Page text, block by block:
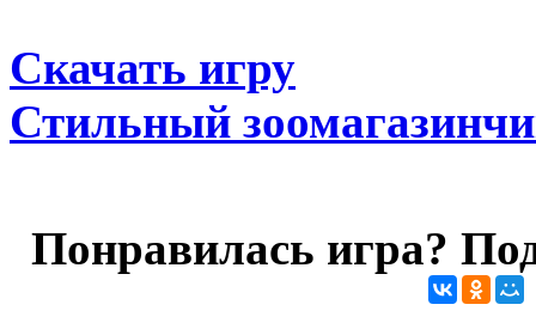
Скачать игру
Стильный
Понравилась игра?